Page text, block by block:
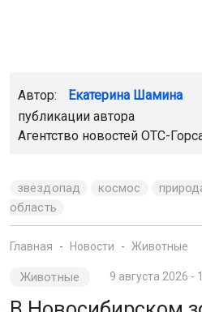
Главная Новости Животные
Животные 9 августа 2026 -
родилась двойня
Малыши появились на свет
малышам чуть больше трёх